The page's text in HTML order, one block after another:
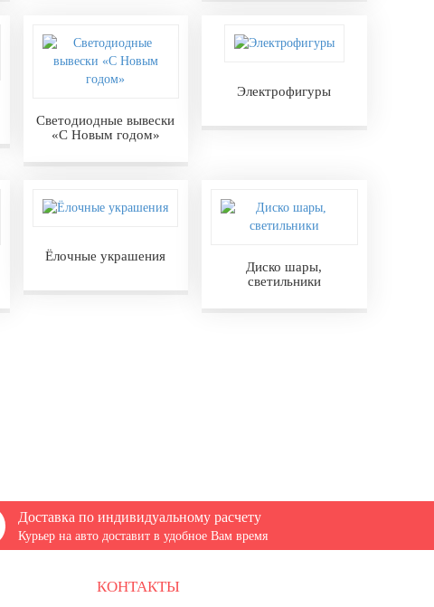
Светодиодные вывески
«С Новым годом»
Электрофигуры
Ёлочные украшения
Диско шары,
светильники
Доставка по индивидуальному расчету
Курьер на авто доставит в удобное Вам время
КОНТАКТЫ